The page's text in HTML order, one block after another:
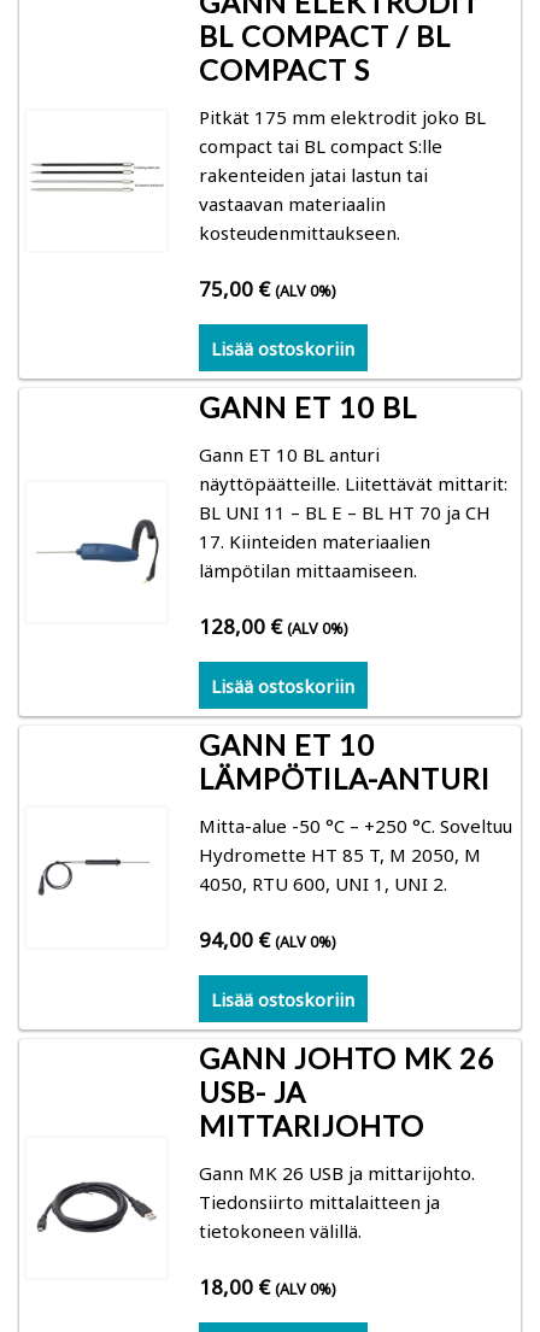
BL COMPACT / BL
COMPACT S
Pitkät 175 mm elektrodit joko BL
compact tai BL compact S:lle
rakenteiden jatai lastun tai
vastaavan materiaalin
kosteudenmittaukseen.
75,00 € (ALV 0%)
Lisää ostoskoriin
GANN ET 10 BL
Gann ET 10 BL anturi
näyttöpäätteille. Liitettävät mittarit:
BL UNI 11 – BL E – BL HT 70 ja CH
17. Kiinteiden materiaalien
lämpötilan mittaamiseen.
128,00 € (ALV 0%)
Lisää ostoskoriin
GANN ET 10
LÄMPÖTILA-ANTURI
Mitta-alue -50 °C – +250 °C. Soveltuu
Hydromette HT 85 T, M 2050, M
4050, RTU 600, UNI 1, UNI 2.
94,00 € (ALV 0%)
Lisää ostoskoriin
GANN JOHTO MK 26
USB- JA
MITTARIJOHTO
Gann MK 26 USB ja mittarijohto.
Tiedonsiirto mittalaitteen ja
tietokoneen välillä.
18,00 € (ALV 0%)